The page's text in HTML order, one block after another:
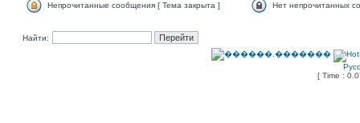
Непрочитанные сообщения [ Тема закрыта ] Нет непрочитанных
Найти:
[ Time :